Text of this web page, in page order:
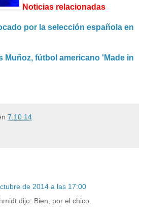
Noticias relacionadas
por la selección española en
Muñoz, fútbol americano 'Made in
7.10.14
de 2014 a las 17:00
dijo: Bien, por el chico.